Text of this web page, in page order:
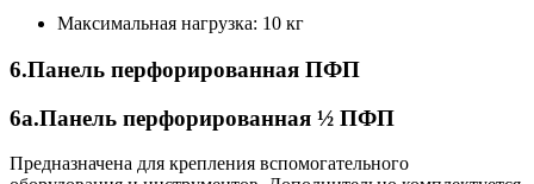
Максимальная нагрузка: 10 кг
6.Панель перфорированная ПФП
6a.Панель перфорированная ½ ПФП
Предназначена для крепления вспомогательного